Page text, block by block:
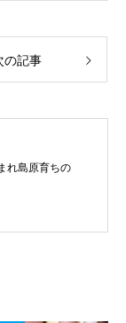
の記事
れ島原育ちの